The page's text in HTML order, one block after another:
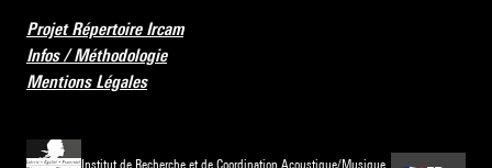
Projet Répertoire Ircam
Infos / Méthodologie
Mentions Légales
Institut de Recherche et de Coordination Acoustique/Musique